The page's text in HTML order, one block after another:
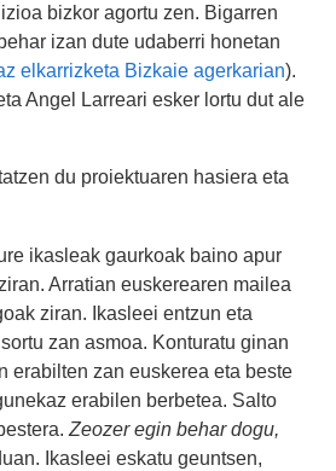
bizkor agortu zen. Bigarren
izan dute udaberri honetan
elkarrizketa Bizkaie agerkarian).
Angel Larreari esker lortu dut ale
du proiektuaren hasiera eta
ikasleak gaurkoak baino apur
Arratian euskerearen mailea
ziran. Ikasleei entzun eta
zan asmoa. Konturatu ginan
erabilten zan euskerea eta beste
erabilen berbetea. Salto
Zeozer egin behar dogu,
Ikasleei eskatu geuntsen,